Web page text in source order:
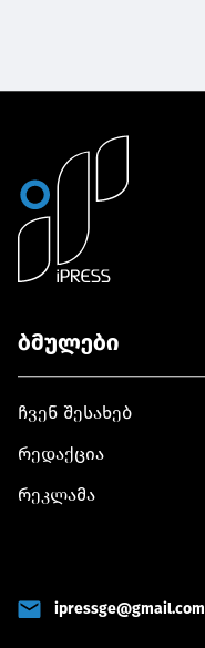
ბმულები
ჩვენ შესახებ
რედაქცია
რეკლამა
ipressge@gmail.com